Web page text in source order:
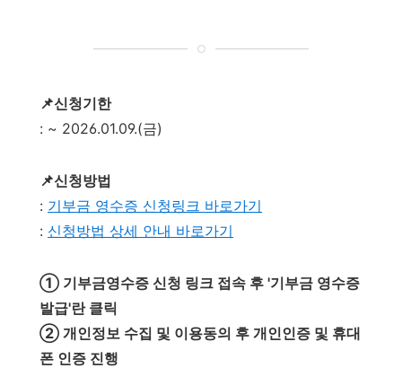
📌신청기한
: ~ 2026.01.09.(금)
📌신청방법
: 기부금 영수증 신청링크 바로가기
: 신청방법 상세 안내 바로가기
① 기부금영수증 신청 링크 접속 후 '기부금 영수증
발급'란 클릭
② 개인정보 수집 및 이용동의 후 개인인증 및 휴대
폰 인증 진행